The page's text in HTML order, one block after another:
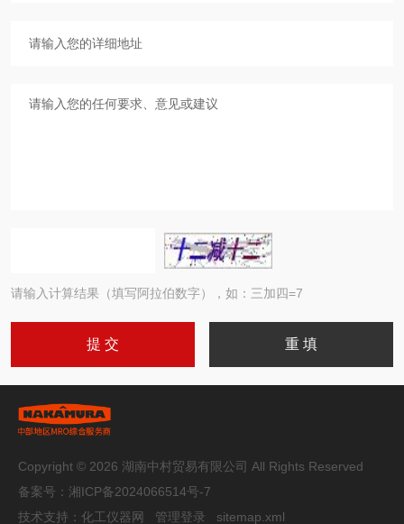
请输入计算结果（填写阿拉伯数字），如：三加四=7
Copyright © 2026 湖南中村贸易有限公司 All Rights Reserved
备案号： 湘ICP备2024066514号-7
技术支持： 化工仪器网 管理登录 sitemap.xml